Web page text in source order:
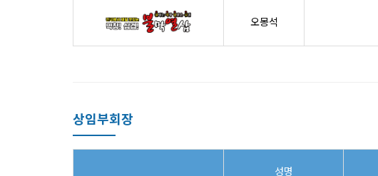
오몽석
상임부회장
성명